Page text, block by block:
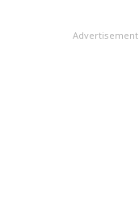
Advertisement